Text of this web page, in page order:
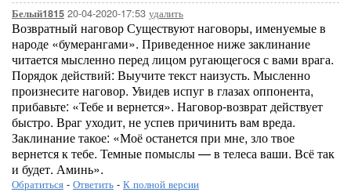
Белый1815 20-04-2020-17:53 удалить
Возвратный наговор Существуют наговоры, именуемые в
народе «бумерангами». Приведенное ниже заклинание
читается мысленно перед лицом ругающегося с вами врага.
Порядок действий: Выучите текст наизусть. Мысленно
произнесите наговор. Увидев испуг в глазах оппонента,
прибавьте: «Тебе и вернется». Наговор-возврат действует
быстро. Враг уходит, не успев причинить вам вреда.
Заклинание такое: «Моё останется при мне, зло твое
вернется к тебе. Темные помыслы — в телеса ваши. Всё так
и будет. Аминь».
Обратиться - Ответить - К полной версии